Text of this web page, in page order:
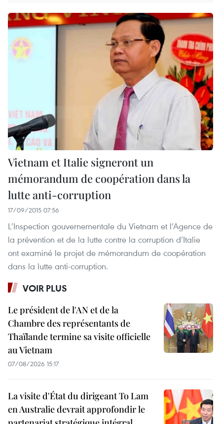
Vietnam et Italie signeront un
mémorandum de coopération dans la
lutte anti-corruption
17/09/2015 07:56
L’Inspection gouvernementale du Vietnam et l’Agence de
la prévention et de la lutte contre la corruption d’Italie
ont examiné le projet de mémorandum de coopération
dans la lutte anti-corruption.
VOIR PLUS
Le président de l'AN et de la
Chambre des représentants de
Thaïlande termine sa visite officielle
au Vietnam
07/08/2026 15:17
La visite d'État du dirigeant To Lam
en Australie devrait approfondir le